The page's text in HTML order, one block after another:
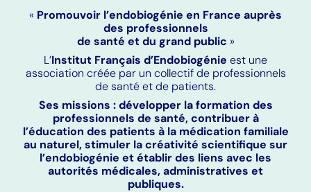
« Promouvoir l’endobiogénie en France auprès
des professionnels
de santé et du grand public »
L’Institut Français d’Endobiogénie est une
association créée par un collectif de professionnels
de santé et de patients.
Ses missions : développer la formation des
professionnels de santé, contribuer à
l’éducation des patients à la médication familiale
au naturel, stimuler la créativité scientifique sur
l’endobiogénie et établir des liens avec les
autorités médicales, administratives et
publiques.